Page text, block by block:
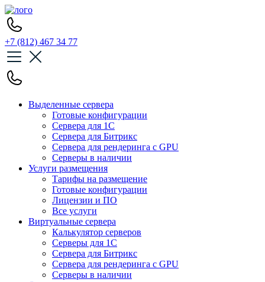
+7 (812) 467 34 77
Выделенные сервера
Готовые конфигурации
Сервера для 1С
Сервера для Битрикс
Сервера для рендеринга с GPU
Серверы в наличии
Услуги размещения
Тарифы на размещение
Готовые конфигурации
Лицензии и ПО
Все услуги
Виртуальные сервера
Калькулятор серверов
Серверы для 1С
Сервера для Битрикс
Сервера для рендеринга с GPU
Серверы в наличии